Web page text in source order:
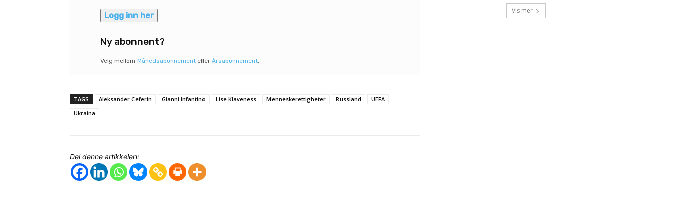
Logg inn her
Ny abonnent?
Velg mellom Månedsabonnement eller Årsabonnement.
TAGS Aleksander Ceferin Gianni Infantino Lise Klaveness Menneskerettigheter Russland
UEFA
Ukraina
Del denne artikkelen:
Vis mer